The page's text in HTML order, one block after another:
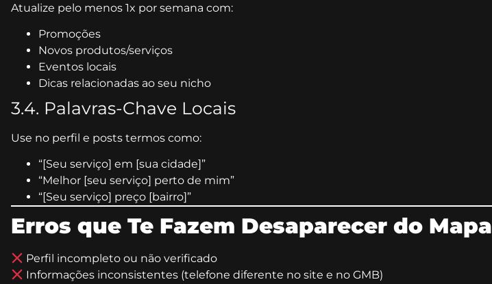
Atualize pelo menos 1x por semana com:
Promoções
Novos produtos/serviços
Eventos locais
Dicas relacionadas ao seu nicho
3.4. Palavras-Chave Locais
Use no perfil e posts termos como:
“[Seu serviço] em [sua cidade]”
“Melhor [seu serviço] perto de mim”
“[Seu serviço] preço [bairro]”
Erros que Te Fazem Desaparecer do Mapa
Perfil incompleto ou não verificado
Informações inconsistentes (telefone diferente no site e no GMB)